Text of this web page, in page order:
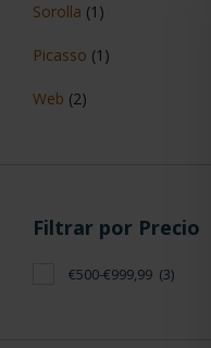
Sorolla (1)
Picasso (1)
Web (2)
Filtrar por Precio
€500-€999,99 (3)